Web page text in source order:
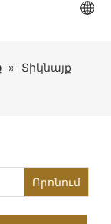
» Տիկնայք
Որոնում